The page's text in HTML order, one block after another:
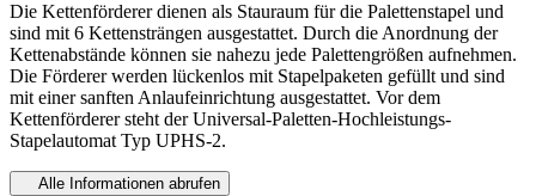
Die Kettenförderer dienen als Stauraum für die Palettenstapel und
sind mit 6 Kettensträngen ausgestattet. Durch die Anordnung der
Kettenabstände können sie nahezu jede Palettengrößen aufnehmen.
Die Förderer werden lückenlos mit Stapelpaketen gefüllt und sind
mit einer sanften Anlaufeinrichtung ausgestattet. Vor dem
Kettenförderer steht der Universal-Paletten-Hochleistungs-
Stapelautomat Typ UPHS-2.
Alle Informationen abrufen